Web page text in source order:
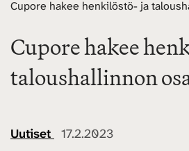
Cupore hakee
taloushallinnon
Uutiset 17.2.2023